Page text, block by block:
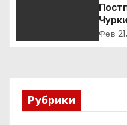
п
з
а
Фев
Рубрики